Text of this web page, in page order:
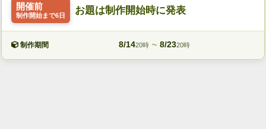
開催前
制作開始まで6日 お題は制作開始時に発表
制作期間 8/1420時 ~ 8/2320時